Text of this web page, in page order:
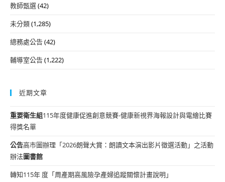
教師甄選(42)
未分類(1,285)
總務處公告(42)
輔導室公告(1,222)
近期文章
重要衛生組115年度健康促進創意競賽-健康新視界海報設計與電繪比賽
得獎名單
公告高市圖辦理「2026朗聲大賞：朗讀文本演出影片徵選活動」之活動
辦法圖書館
轉知115年 度「周產期高風險孕產婦追蹤關懷計畫說明」